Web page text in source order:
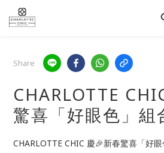
Share
CHARLOTTE
驚喜「好眼色」組
CHARLOTTE CHIC 慶🎉新春驚喜「好